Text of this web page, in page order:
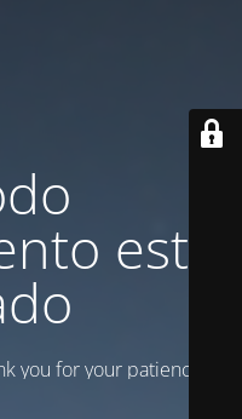
está
you for your patience!